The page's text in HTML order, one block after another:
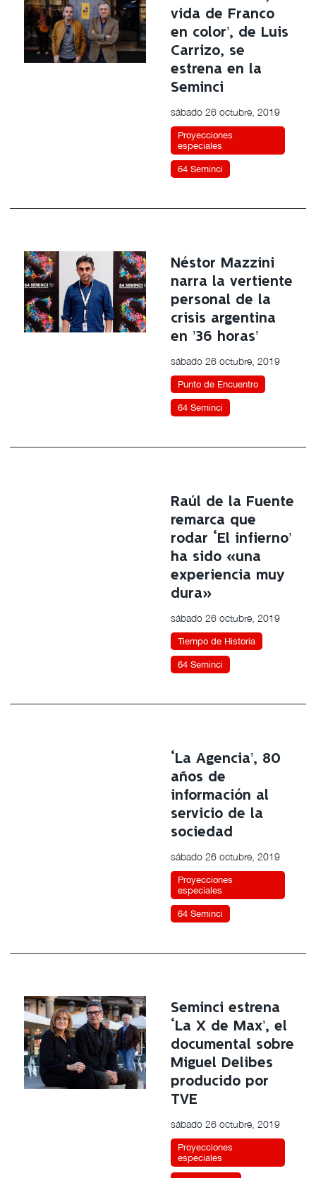
vida de Franco
en color’, de Luis
Carrizo, se
estrena en la
Seminci
sábado 26 octubre, 2019
Proyecciones
especiales
64 Seminci
Néstor Mazzini
narra la vertiente
personal de la
crisis argentina
en ’36 horas’
sábado 26 octubre, 2019
Punto de Encuentro
64 Seminci
Raúl de la Fuente
remarca que
rodar ‘El infierno’
ha sido «una
experiencia muy
dura»
sábado 26 octubre, 2019
Tiempo de Historia
64 Seminci
‘La Agencia’, 80
años de
información al
servicio de la
sociedad
sábado 26 octubre, 2019
Proyecciones
especiales
64 Seminci
Seminci estrena
‘La X de Max’, el
documental sobre
Miguel Delibes
producido por
TVE
sábado 26 octubre, 2019
Proyecciones
especiales